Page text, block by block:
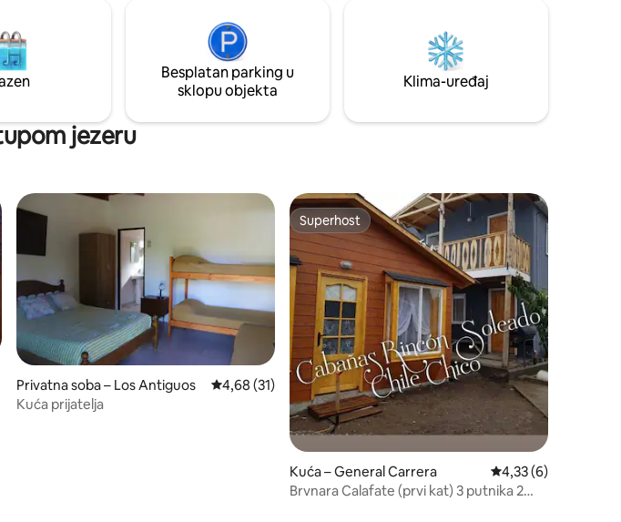
Besplatan parking u
sklopu objekta
Klima-uređaj
jezeru
Privatna soba – Los Antiguos Prosječna ocjena: 4,68/5, recenzija: 31
4,68 (31)
Kuća prijatelja
Superhost
Superhost
Kuća – General Carrera Prosječna ocjena:
4,33 (6)
Brvnara Calafate (prvi kat) 3 putnika 2